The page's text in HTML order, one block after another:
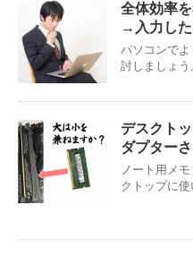
全体効率
→入力し
パソコンで
討しましょ
デスクト
ダプター
ノート用メ
クトップに